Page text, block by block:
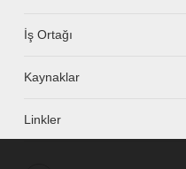
İş Ortağı
Kaynaklar
Linkler